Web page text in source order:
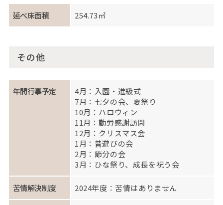
延べ床面積 254.73㎡
その他
年間行事予定
4月：入園・進級式
7月：七夕の会、夏祭り
10月：ハロウィン
11月：勤労感謝訪問
12月：クリスマス会
1月：昔遊びの会
2月：節分の会
3月：ひな祭り、成長を祝う会
苦情解決制度 2024年度：苦情はありません